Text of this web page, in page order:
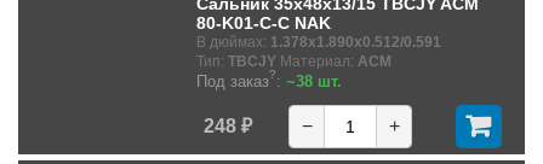
80-K01-C-C NAK
В дюймах: 1.378x1.890x0.512/0.591
Тип: TBCJY Материал: ACM
Под заказ?: ~38 шт.
248 ₽ − +